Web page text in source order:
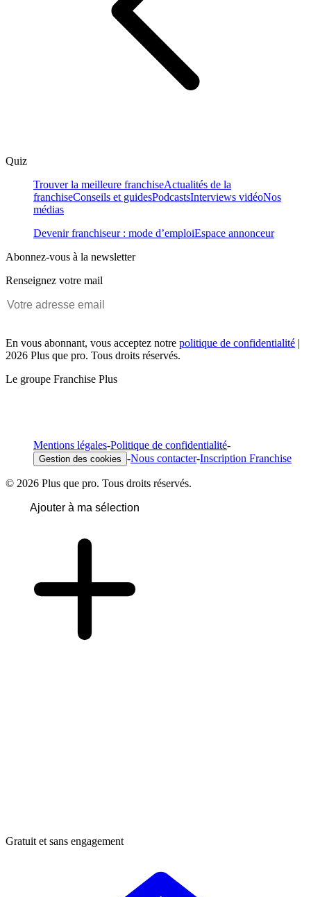
Quiz
Trouver la meilleure franchiseActualités de la
franchiseConseils et guidesPodcastsInterviews vidéoNos
médias
Devenir franchiseur : mode d’emploiEspace annonceur
Abonnez-vous à la newsletter
Renseignez votre mail
En vous abonnant, vous acceptez notre politique de confidentialité |
2026 Plus que pro. Tous droits réservés.
Le groupe Franchise Plus
Mentions légales-Politique de confidentialité-
Gestion des cookies -Nous contacter-Inscription Franchise
© 2026 Plus que pro. Tous droits réservés.
Ajouter à ma sélection
Gratuit et sans engagement